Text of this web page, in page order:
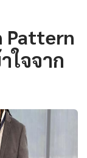
Pattern
ใจจาก